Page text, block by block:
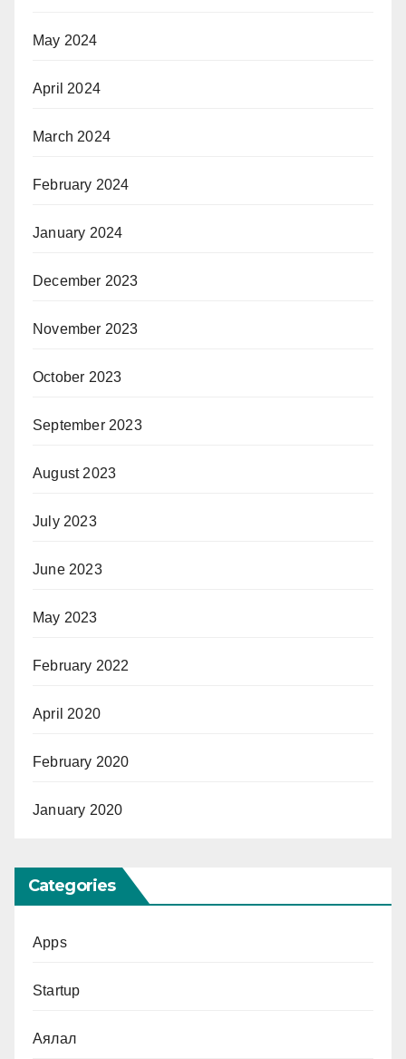
May 2024
April 2024
March 2024
February 2024
January 2024
December 2023
November 2023
October 2023
September 2023
August 2023
July 2023
June 2023
May 2023
February 2022
April 2020
February 2020
January 2020
Categories
Apps
Startup
Аялал